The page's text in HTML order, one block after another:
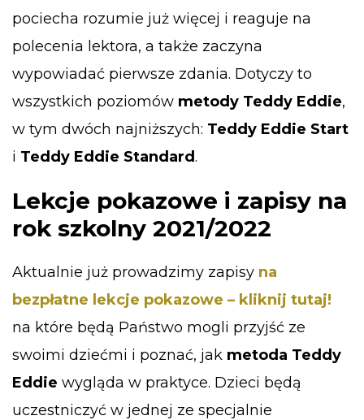
pociecha rozumie już więcej i reaguje na
polecenia lektora, a także zaczyna
wypowiadać pierwsze zdania. Dotyczy to
wszystkich poziomów metody Teddy Eddie,
w tym dwóch najniższych: Teddy Eddie Start
i Teddy Eddie Standard.
Lekcje pokazowe i zapisy na
rok szkolny 2021/2022
Aktualnie już prowadzimy zapisy na
bezpłatne lekcje pokazowe – kliknij tutaj!
na które będą Państwo mogli przyjść ze
swoimi dziećmi i poznać, jak metoda Teddy
Eddie wygląda w praktyce. Dzieci będą
uczestniczyć w jednej ze specjalnie